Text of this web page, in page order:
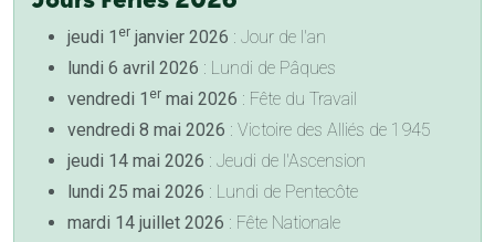
jeudi 1 er janvier 2026 : Jour de l'an
lundi 6 avril 2026 : Lundi de Pâques
vendredi 1 er mai 2026 : Fête du Travail
vendredi 8 mai 2026 : Victoire des Alliés de 1945
jeudi 14 mai 2026 : Jeudi de l'Ascension
lundi 25 mai 2026 : Lundi de Pentecôte
mardi 14 juillet 2026 : Fête Nationale